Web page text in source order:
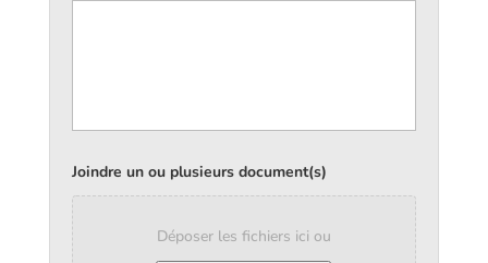
Joindre un ou plusieurs document(s)
Déposer les fichiers ici ou